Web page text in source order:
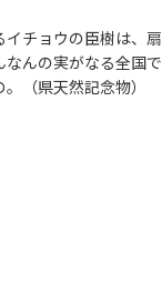
チョウの臣樹は、扇
んの実がなる全国で
（県天然記念物）